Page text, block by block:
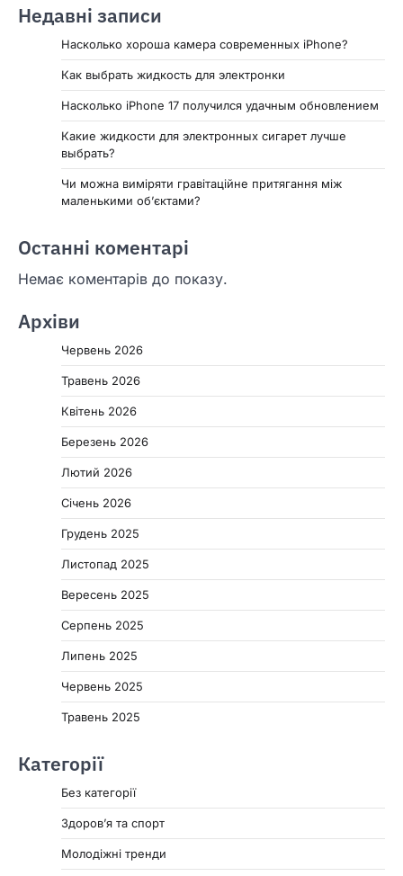
Недавні записи
Насколько хороша камера современных iPhone?
Как выбрать жидкость для электронки
Насколько iPhone 17 получился удачным обновлением
Какие жидкости для электронных сигарет лучше
выбрать?
Чи можна виміряти гравітаційне притягання між
маленькими об’єктами?
Останні коментарі
Немає коментарів до показу.
Архіви
Червень 2026
Травень 2026
Квітень 2026
Березень 2026
Лютий 2026
Січень 2026
Грудень 2025
Листопад 2025
Вересень 2025
Серпень 2025
Липень 2025
Червень 2025
Травень 2025
Категорії
Без категорії
Здоров’я та спорт
Молодіжні тренди